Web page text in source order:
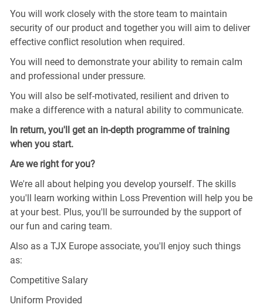
You will work closely with the store team to maintain
security of our product and together you will aim to deliver
effective conflict resolution when required.
You will need to demonstrate your ability to remain calm
and professional under pressure.
You will also be self-motivated, resilient and driven to
make a difference with a natural ability to communicate.
In return, you'll get an in-depth programme of training
when you start.
Are we right for you?
We're all about helping you develop yourself. The skills
you'll learn working within Loss Prevention will help you be
at your best. Plus, you'll be surrounded by the support of
our fun and caring team.
Also as a TJX Europe associate, you'll enjoy such things
as:
Competitive Salary
Uniform Provided